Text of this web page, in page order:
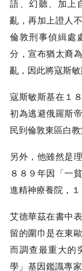
語、幻聽、加上
亂，再加上證人
倫敦刑事偵緝處
分，宣布猶太裔
亂，因此將寇斯敏
寇斯敏斯基在１
初為逃避俄羅斯
民到倫敦東區白
另外，他雖然是
８８９年因「一
進精神療養院，１
艾德華茲在書中
留的圍巾是在東
而調查最重大的
學」基因鑑識專